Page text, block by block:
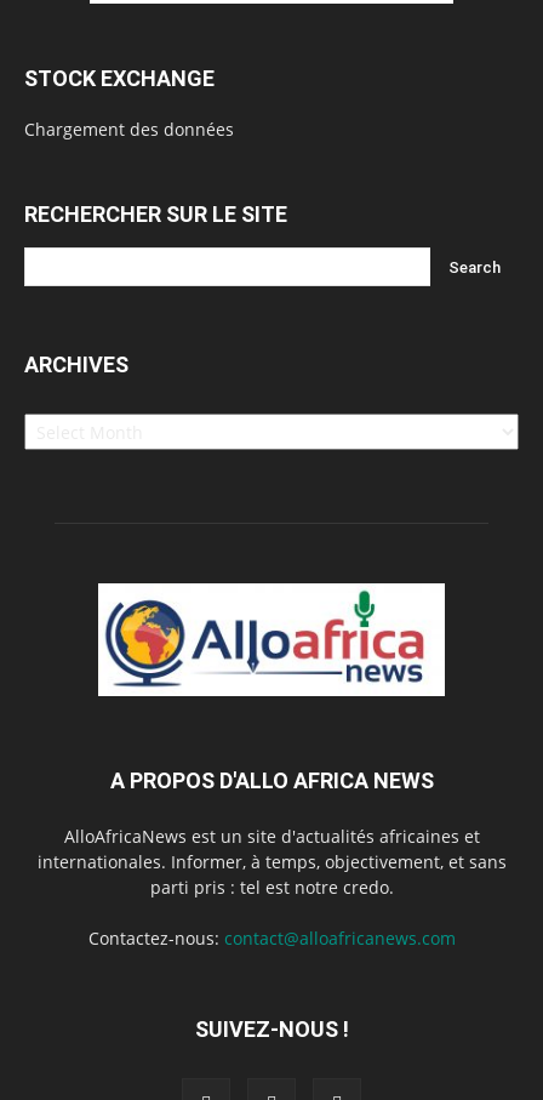
STOCK EXCHANGE
Chargement des données
RECHERCHER SUR LE SITE
ARCHIVES
Archives
A PROPOS D'ALLO AFRICA NEWS
AlloAfricaNews est un site d'actualités africaines et
internationales. Informer, à temps, objectivement, et sans
parti pris : tel est notre credo.
Contactez-nous: contact@alloafricanews.com
SUIVEZ-NOUS !